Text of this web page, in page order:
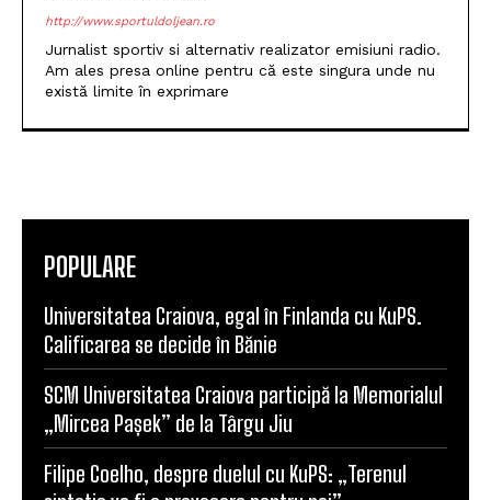
DANIEL CRUCERU
http://www.sportuldoljean.ro
Am ales presa online pentru că este singura unde nu
POPULARE
Universitatea Craiova, egal în Finlanda cu KuPS.
Calificarea se decide în Bănie
SCM Universitatea Craiova participă la Memorialul
„Mircea Pașek” de la Târgu Jiu